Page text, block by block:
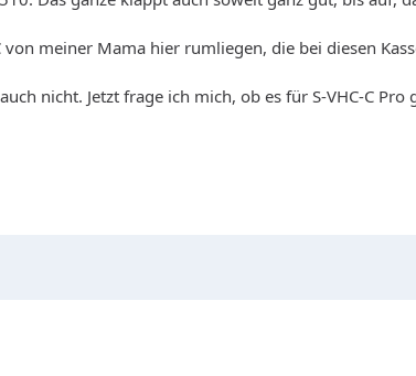
meiner Mama hier rumliegen, die bei diesen
nicht. Jetzt frage ich mich, ob es für S-VHC-C Pro